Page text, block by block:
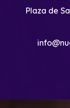
Plaza de